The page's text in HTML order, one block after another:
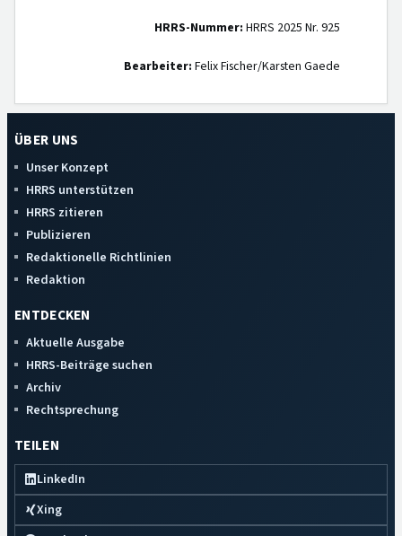
HRRS-Nummer: HRRS 2025 Nr. 925
Bearbeiter: Felix Fischer/Karsten Gaede
ÜBER UNS
Unser Konzept
HRRS unterstützen
HRRS zitieren
Publizieren
Redaktionelle Richtlinien
Redaktion
ENTDECKEN
Aktuelle Ausgabe
HRRS-Beiträge suchen
Archiv
Rechtsprechung
TEILEN
LinkedIn
Xing